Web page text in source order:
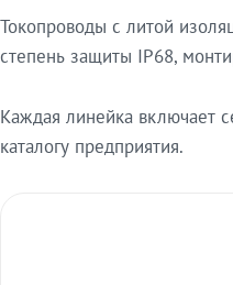
Токопроводы с литой
степень защиты IP68,
Каждая линейка включает
каталогу предприятия.